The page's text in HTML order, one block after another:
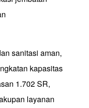
sanitasi aman,
kapasitas
1.702 SR,
layanan